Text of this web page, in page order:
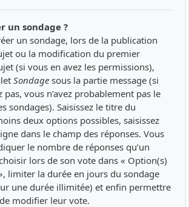
un sondage ?
un sondage, lors de la publication
ou la modification du premier
(si vous en avez les permissions),
Sondage sous la partie message (si
pas, vous n’avez probablement pas le
sondages). Saisissez le titre du
deux options possibles, saisissez
dans le champ des réponses. Vous
le nombre de réponses qu’un
lors de son vote dans « Option(s)
limiter la durée en jours du sondage
une durée illimitée) et enfin permettre
modifier leur vote.